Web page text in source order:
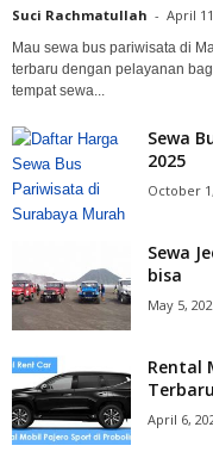
Suci Rachmatullah - April
Mau sewa bus pariwisata di
terbaru dengan pelayanan
tempat sewa...
Sewa
2025
October
Sewa
bisa
May 5,
Rental
April 6,